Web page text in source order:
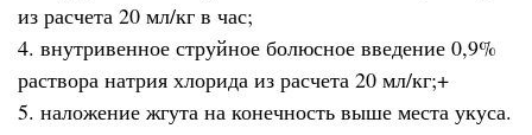
из расчета 20 мл/кг в час;
4. внутривенное струйное болюсное введение 0,9%
раствора натрия хлорида из расчета 20 мл/кг;+
5. наложение жгута на конечность выше места укуса.